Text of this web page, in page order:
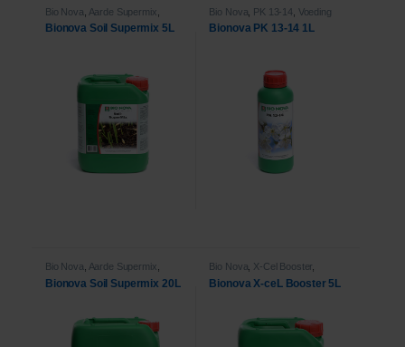
Bio Nova Aarde Supermix
Voeding
Bionova Soil Supermix 5L
Bio Nova PK 13-14 Voeding
Bionova PK 13-14 1L
Bio Nova Aarde Supermix
Bionova Soil Supermix 20L
Bio Nova X-Cel Booster
Bionova X-ceL Booster 5L